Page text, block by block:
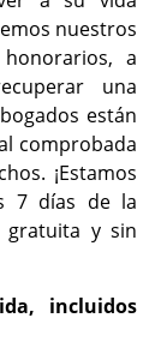
nuestros
a
una
están
comprobada
¡Estamos
7 días de la
gratuita y sin
incluidos